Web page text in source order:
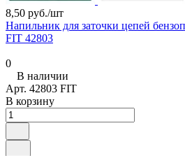
8,50 руб./шт
Напильник для заточки цепей
FIT 42803
0
В наличии
Арт. 42803 FIT
В корзину